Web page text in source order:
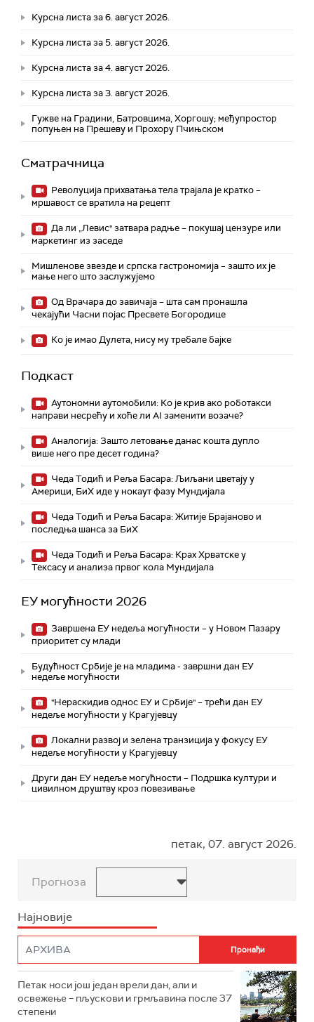
Курсна листа за 6. август 2026.
Курсна листа за 5. август 2026.
Курсна листа за 4. август 2026.
Курсна листа за 3. август 2026.
Гужве на Градини, Батровцима, Хоргошу; међупростор
попуњен на Прешеву и Прохору Пчињском
Сматрачница
Револуција прихватања тела трајала је кратко –
мршавост се вратила на рецепт
Да ли „Левис" затвара радње – покушај цензуре или
маркетинг из заседе
Мишленове звезде и српска гастрономија – зашто их је
мање него што заслужујемо
Од Врачара до завичаја – шта сам пронашла
чекајући Часни појас Пресвете Богородице
Ко је имао Дулета, нису му требале бајке
Подкаст
Аутономни аутомобили: Ко је крив ако роботакси
направи несрећу и хоће ли AI заменити возаче?
Аналогија: Зашто летовање данас кошта дупло
више него пре десет година?
Чеда Тодић и Реља Басара: Љиљани цветају у
Америци, БиХ иде у нокаут фазу Мундијала
Чеда Тодић и Реља Басара: Житије Брајаново и
последња шанса за БиХ
Чеда Тодић и Реља Басара: Крах Хрватске у
Тексасу и анализа првог кола Мундијала
ЕУ могућности 2026
Завршена ЕУ недеља могућности – у Новом Пазару
приоритет су млади
Будућност Србије је на младима - завршни дан ЕУ
недеље могућности
"Нераскидив однос ЕУ и Србије" – трећи дан ЕУ
недеље могућности у Крагујевцу
Локални развој и зелена транзиција у фокусу ЕУ
недеље могућности у Крагујевцу
Други дан ЕУ недеље могућности – Подршка култури и
цивилном друштву кроз повезивање
петак, 07. август 2026.
Прогноза
Најновије
Петак носи још један врели дан, али и
освежење – пљускови и грмљавина после 37
степени